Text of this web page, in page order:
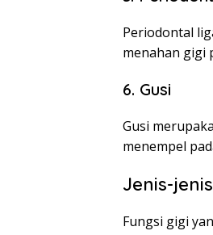
Periodontal
menahan gigi
6. Gusi
Gusi
menempel
Jenis-
Fungsi gigi